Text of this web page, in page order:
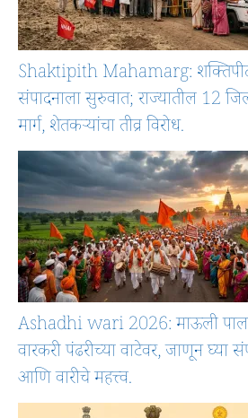
Shaktipith Mahamarg: शक्तिपीठ
संपादनाला सुरुवात; राज्यातील 12
मार्ग, शेतकऱ्यांचा तीव्र विरोध.
Ashadhi wari 2026: माऊली
वारकरी पंढरीच्या वाटेवर, जाणून घ्या
आणि वारीचे महत्त्व.